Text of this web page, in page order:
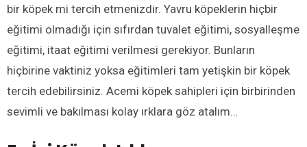
bir köpek mi tercih etmenizdir. Yavru köpeklerin hiçbir
eğitimi olmadığı için sıfırdan tuvalet eğitimi, sosyalleşme
eğitimi, itaat eğitimi verilmesi gerekiyor. Bunların
hiçbirine vaktiniz yoksa eğitimleri tam yetişkin bir köpek
tercih edebilirsiniz. Acemi köpek sahipleri için birbirinden
sevimli ve bakılması kolay ırklara göz atalım…